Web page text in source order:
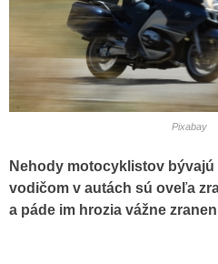
Pixabay
Nehody motocyklistov
vodičom v autách sú oveľa
a páde im hrozia vážne